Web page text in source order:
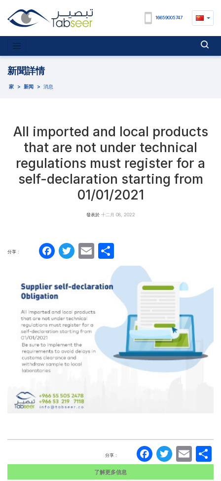
16659005747
新聞詳情
家 > 新闻 > 消息
All imported and local products
that are not under technical
regulations must register for a
self-declaration starting from
01/01/2021
發表於 十二月 08, 2022
分享 : Facebook
Twitter
Email
享
分享 :
了解更多信息